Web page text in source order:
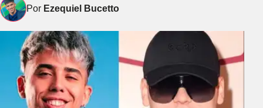
Por Ezequiel Bucetto